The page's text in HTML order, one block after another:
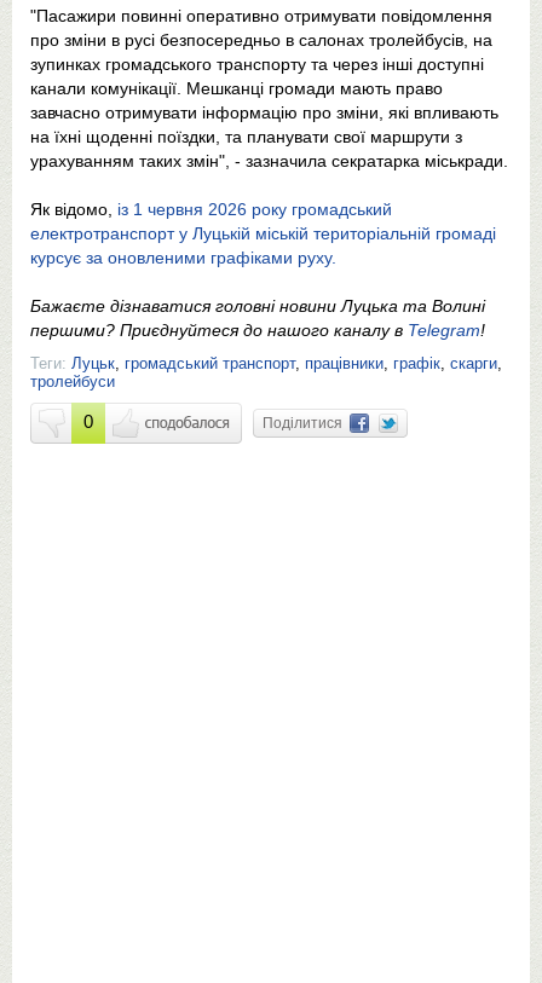
"Пасажири повинні оперативно отримувати повідомлення
про зміни в русі безпосередньо в салонах тролейбусів, на
зупинках громадського транспорту та через інші доступні
канали комунікації. Мешканці громади мають право
завчасно отримувати інформацію про зміни, які впливають
на їхні щоденні поїздки, та планувати свої маршрути з
урахуванням таких змін", - зазначила секратарка міськради.
Як відомо, із 1 червня 2026 року громадський
електротранспорт у Луцькій міській територіальній громаді
курсує за оновленими графіками руху.
Бажаєте дізнаватися головні новини Луцька та Волині
першими? Приєднуйтеся до нашого каналу в Telegram!
Теги: Луцьк громадський транспорт, працівники графік скарги
тролейбуси
0 Поділитися